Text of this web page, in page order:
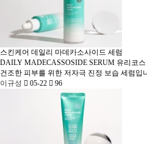
스킨케어 데일리 마데카소사이드 세럼
DAILY MADECASSOSIDE SERUM 유리코
건조한 피부를 위한 저자극 진정 보습 세럼입
이규성
05-22 96